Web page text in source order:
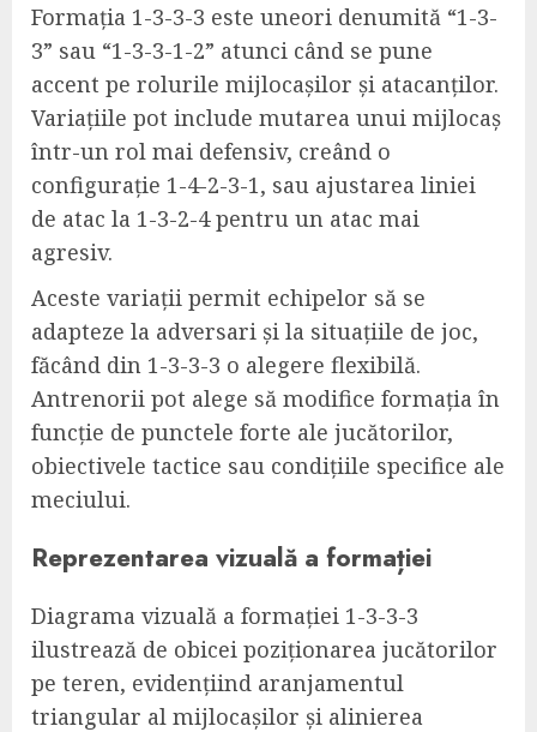
Formația 1-3-3-3 este uneori denumită “1-3-
3” sau “1-3-3-1-2” atunci când se pune
accent pe rolurile mijlocașilor și atacanților.
Variațiile pot include mutarea unui mijlocaș
într-un rol mai defensiv, creând o
configurație 1-4-2-3-1, sau ajustarea liniei
de atac la 1-3-2-4 pentru un atac mai
agresiv.
Aceste variații permit echipelor să se
adapteze la adversari și la situațiile de joc,
făcând din 1-3-3-3 o alegere flexibilă.
Antrenorii pot alege să modifice formația în
funcție de punctele forte ale jucătorilor,
obiectivele tactice sau condițiile specifice ale
meciului.
Reprezentarea vizuală a formației
Diagrama vizuală a formației 1-3-3-3
ilustrează de obicei poziționarea jucătorilor
pe teren, evidențiind aranjamentul
triangular al mijlocașilor și alinierea